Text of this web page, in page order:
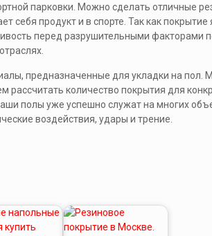
парковки. Можно сделать отличные
продукт и в спорте. Так как покрытие
перед разрушительными факторами
предназначенные для укладки на пол.
рассчитать количество покрытия для
полы уже успешно служат на многих
воздействия, удары и трение.